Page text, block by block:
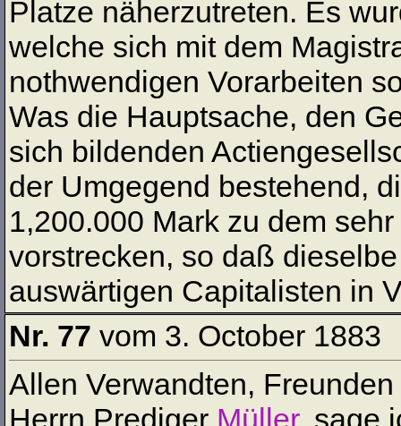
Platze näherzutreten. Es
welche sich mit dem
nothwendigen Vorarbeiten
Was die Hauptsache, den
sich bildenden
der Umgegend bestehend,
1,200.000 Mark zu dem
vorstrecken, so daß
auswärtigen Capitalisten in
Nr. 77 vom 3. October 1883
Allen Verwandten,
Herrn Prediger Müller, sage